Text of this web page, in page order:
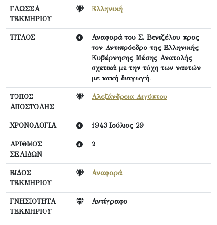
ΓΛΩΣΣΑ
ΤΕΚΜΗΡΙΟΥ
Ελληνική
ΤΙΤΛΟΣ
Αναφορά του Σ. Βενιζέλου προς
τον Αντιπρόεδρο της Ελληνικής
Κυβέρνησης Μέσης Ανατολής
σχετικά με την τύχη των ναυτών
με κακή διαγωγή.
ΤΟΠΟΣ
ΑΠΟΣΤΟΛΗΣ
Αλεξάνδρεια Αιγύπτου
ΧΡΟΝΟΛΟΓΙΑ 1943 Ιούλιος 29
ΑΡΙΘΜΟΣ
ΣΕΛΙΔΩΝ
2
ΕΙΔΟΣ
ΤΕΚΜΗΡΙΟΥ
Αναφορά
ΓΝΗΣΙΟΤΗΤΑ
ΤΕΚΜΗΡΙΟΥ
Αντίγραφο